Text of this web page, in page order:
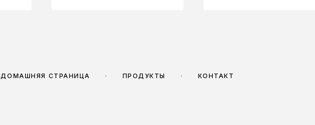
ДОМАШНЯЯ СТРАНИЦА ПРОДУКТЫ КОНТАКТ